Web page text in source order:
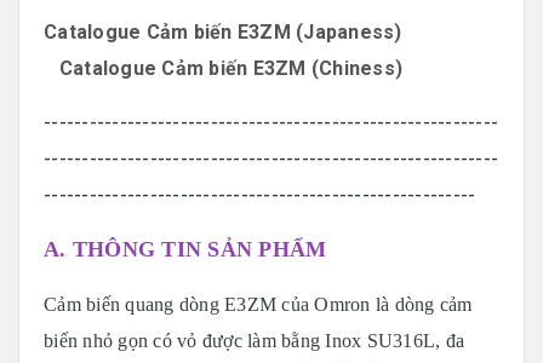
Catalogue Cảm biến E3ZM (Japaness)
Catalogue Cảm biến E3ZM (Chiness)
------------------------------------------------------------
------------------------------------------------------------
---------------------------------------------------------
A. THÔNG TIN SẢN PHẨM
Cảm biến quang dòng E3ZM của Omron là dòng cảm
biến nhỏ gọn có vỏ được làm bằng Inox SU316L, đa